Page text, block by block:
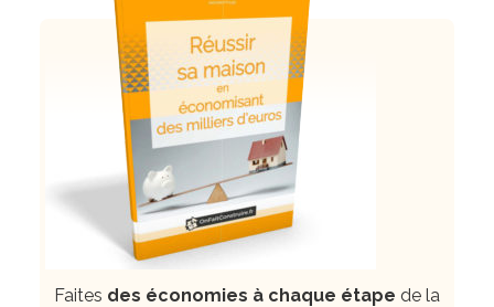
Faites des économies à chaque étape de la